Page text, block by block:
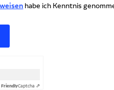
habe ich Kenntnis
FriendlyCaptcha ⇗